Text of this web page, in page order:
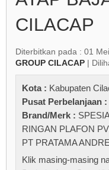
CILACAP
Diterbitkan pada : 01
GROUP CILACAP |
Kota : Kabupaten
Pusat Perbelanjaan :
Brand/Merk :
RINGAN PLAFON
PT PRATAMA
Klik masing-masing